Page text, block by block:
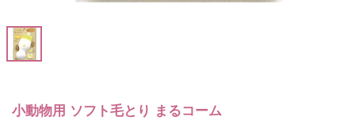
小動物用 ソフト毛とり まるコーム